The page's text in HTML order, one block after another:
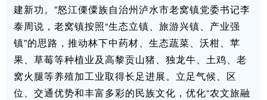
建新功。”怒江傈僳族自治州泸水市老窝镇党委书记李
泰周说，老窝镇按照“生态立镇、旅游兴镇、产业强
镇”的思路，推动林下中药材、生态蔬菜、沃柑、苹
果、草莓等种植业及高黎贡山猪、独龙牛、土鸡、老
窝火腿等养殖加工业取得长足进展。立足气候、区
位、交通优势和丰富多彩的民族文化，优化“农文旅融